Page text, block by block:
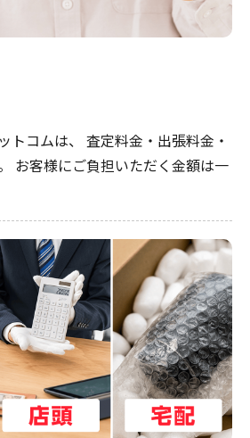
トコムは、 査定料金・出張料金・
お客様にご負担いただく金額は一